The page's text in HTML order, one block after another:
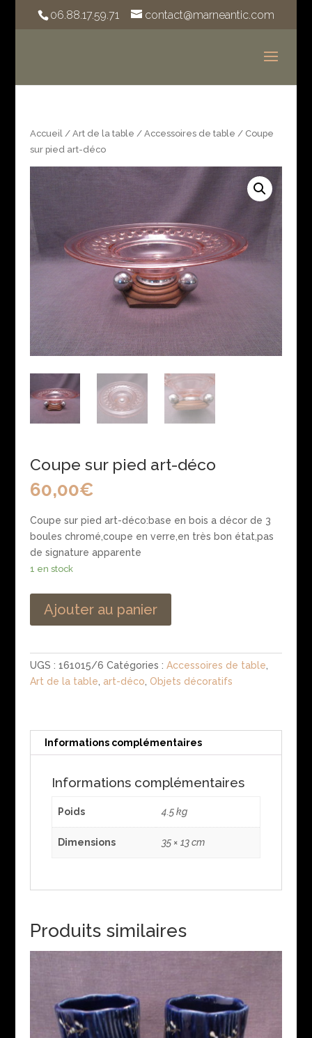
06.88.17.59.71 contact@marneantic.com
Accueil/ Art de la table / Accessoires de table / Coupe
sur pied art-déco
Coupe sur pied art-déco
60,00€
Coupe sur pied art-déco:base en bois a décor de 3
boules chromé,coupe en verre,en très bon état,pas
de signature apparente
1 en stock
Ajouter au panier
UGS : 161015/6 Catégories : Accessoires de table
Art de la table art-déco Objets décoratifs
Informations complémentaires
Informations complémentaires
Poids 4.5 kg
Dimensions 35 × 13 cm
Produits similaires